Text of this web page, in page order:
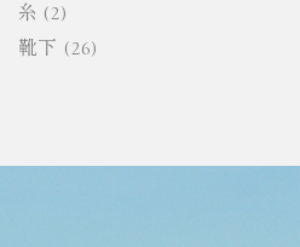
糸 (2)
靴下 (26)